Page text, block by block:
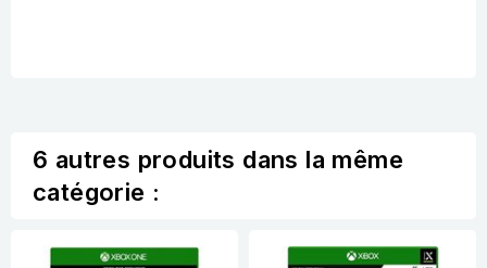
6 autres produits dans la même
catégorie :